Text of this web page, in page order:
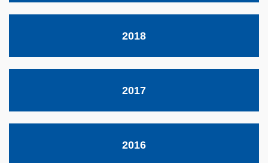
2018
2017
2016